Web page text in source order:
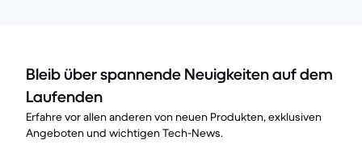
Bleib über spannende Neuigkeiten auf dem
Laufenden
Erfahre vor allen anderen von neuen Produkten, exklusiven
Angeboten und wichtigen Tech-News.